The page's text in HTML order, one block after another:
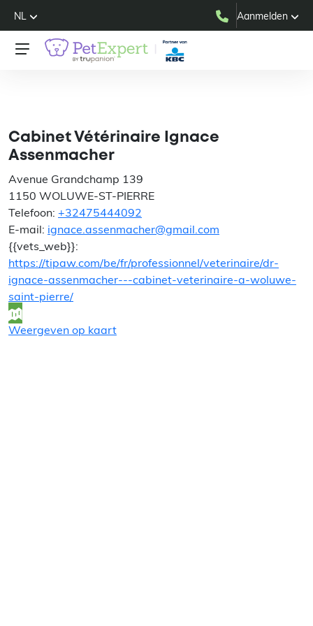
NL Aanmelden
Cabinet Vétérinaire Ignace
Assenmacher
Avenue Grandchamp 139
1150 WOLUWE-ST-PIERRE
Telefoon: +32475444092
E-mail: ignace.assenmacher@gmail.com
{{vets_web}}:
https://tipaw.com/be/fr/professionnel/veterinaire/dr-
ignace-assenmacher---cabinet-veterinaire-a-woluwe-
saint-pierre/
Weergeven op kaart